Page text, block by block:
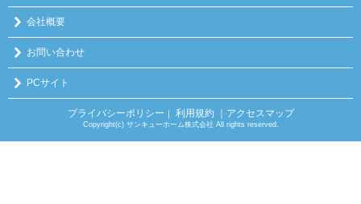
会社概要
お問い合わせ
PCサイト
プライバシーポリシー ｜ 利用規約 ｜アクセスマップ
Copyright(c) サンキューホーム株式会社 All rights reserved.